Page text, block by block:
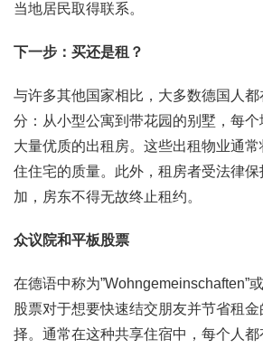
当地居民取得联系。
下一步：买还是租？
与许多其他国家相比，大多数德国人
分：从小型公寓到带花园的别墅，每
大量优质的出租房。这些出租物业通
住住宅的质量。此外，租房者受法律
加，房东不得无故终止租约。
众议院和平板股票
在德语中称为”Wohngemeinschaften”
股票对于想要快速结交朋友并节省租
择。通常在这种共享住宿中，每个人都